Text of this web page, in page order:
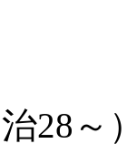
28～